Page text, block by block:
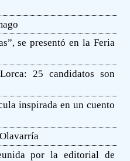
se presentó en la Feria
25 candidatos son
inspirada en un cuento
por la editorial de